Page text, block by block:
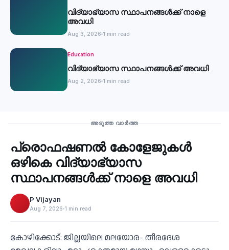
വിദ്യാഭ്യാസ സ്ഥാപനങ്ങൾക്ക് നാളെ
അവധി
Aug 3, 2026 1 min read
Education
വിദ്യാഭ്യാസ സ്ഥാപനങ്ങൾക്ക് അവധി
Aug 2, 2026 1 min read
അടുത്ത വാർത്ത
‹
പ്രൊഫഷണൽ കോളേജുകൾ
ഒഴികെ വിദ്യാഭ്യാസ
സ്ഥാപനങ്ങൾക്ക് നാളെ അവധി
P Vijayan
Aug 7, 2026 1 min read
കോഴിക്കോട്: ജില്ലയിലെ മലയോര- തീരദേശ